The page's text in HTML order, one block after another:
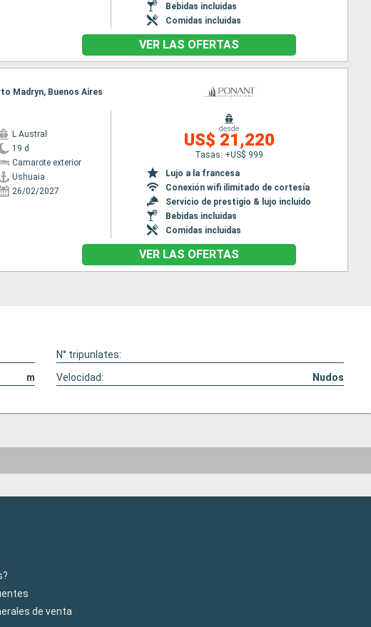
Bebidas incluidas
Comidas incluidas
VER LAS OFERTAS
Madryn, Buenos Aires
L Austral
19 d
Camarote exterior
Ushuaia
26/02/2027
desde
US$ 21,220
Tasas: +US$ 999
Lujo a la francesa
Conexión wifi ilimitado de cortesía
Servicio de prestigio & lujo incluido
Bebidas incluidas
Comidas incluidas
VER LAS OFERTAS
N° tripunlates:
m Velocidad: Nudos
de venta